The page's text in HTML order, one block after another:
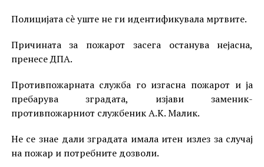
Полицијата сè уште не ги идентификувала мртвите.
Причината за пожарот засега останува нејасна,
пренесе ДПА.
Противпожарната служба го изгасна пожарот и ја
пребарува зградата, изјави заменик-
противпожарниот службеник А.К. Малик.
Не се знае дали зградата имала итен излез за случај
на пожар и потребните дозволи.